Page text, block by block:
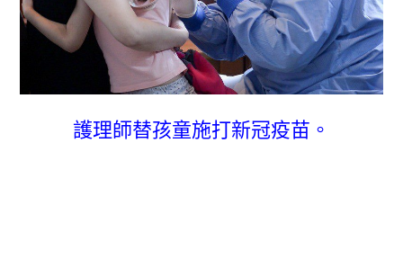
護理師替孩童施打新冠疫苗。